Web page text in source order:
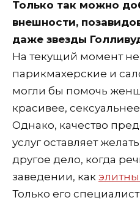
Только так можно
внешности,
даже звезды
На текущий момент не
парикмахерские и
могли бы помочь
красивее,
Однако, качество
услуг оставляет
другое дело, когда
заведении, как
Только его